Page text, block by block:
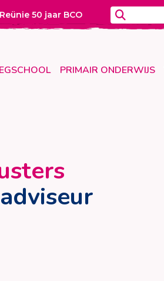
PRIMAIR ONDERWIJS
Reünie 50 jaar BCO